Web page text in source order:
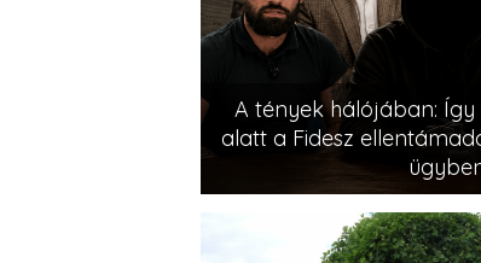
A tények hálójában:
alatt a Fidesz